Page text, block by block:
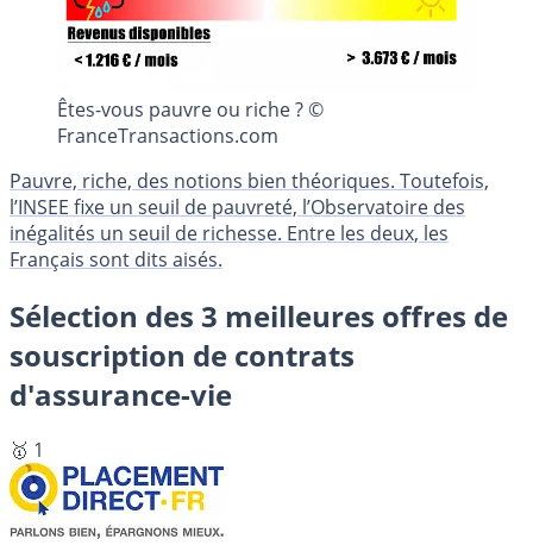
Êtes-vous pauvre ou riche ? ©
FranceTransactions.com
Pauvre, riche, des notions bien théoriques. Toutefois,
l’INSEE fixe un seuil de pauvreté, l’Observatoire des
inégalités un seuil de richesse. Entre les deux, les
Français sont dits aisés.
Sélection des 3 meilleures offres de
souscription de contrats
d'assurance-vie
🥇 1